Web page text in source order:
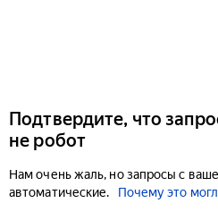
Подтвердите, что
не робот
Нам очень жаль, но запросы с
автоматические.
Почему это